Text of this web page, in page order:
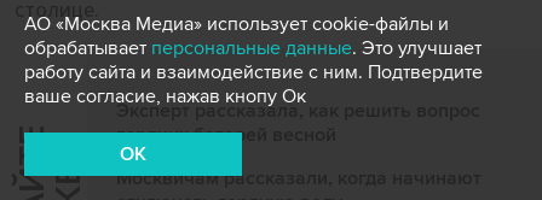
столице.
Эксперт рассказала, как решить вопрос
горячих батарей весной
Москвичам рассказали, когда начинают
АО «Москва Медиа» использует cookie-файлы и
обрабатывает персональные данные. Это улучшает
работу сайта и взаимодействие с ним. Подтвердите
ваше согласие, нажав кнопу Ок
OK